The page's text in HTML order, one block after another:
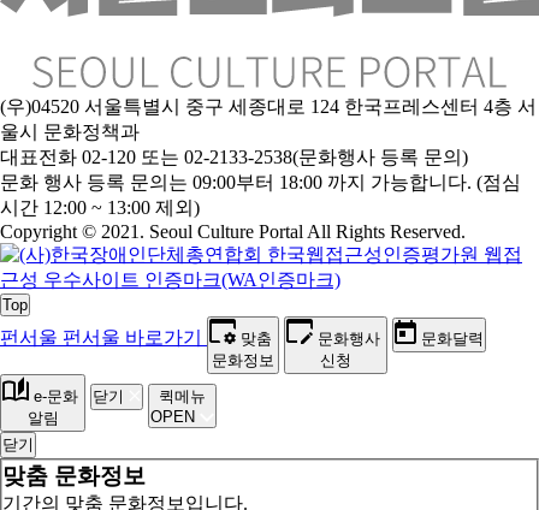
(우)04520 서울특별시 중구 세종대로 124 한국프레스센터 4층 서
울시 문화정책과
대표전화 02-120 또는 02-2133-2538(문화행사 등록 문의)
문화 행사 등록 문의는 09:00부터 18:00 까지 가능합니다. (점심
시간 12:00 ~ 13:00 제외)
Copyright © 2021. Seoul Culture Portal All Rights Reserved.
Top
펀서울 펀서울 바로가기
맞춤
문화정보
문화행사
신청
문화달력
e-문화
알림
닫기
퀵메뉴
OPEN
닫기
맞춤 문화정보
기간의 맞춤 문화정보입니다.